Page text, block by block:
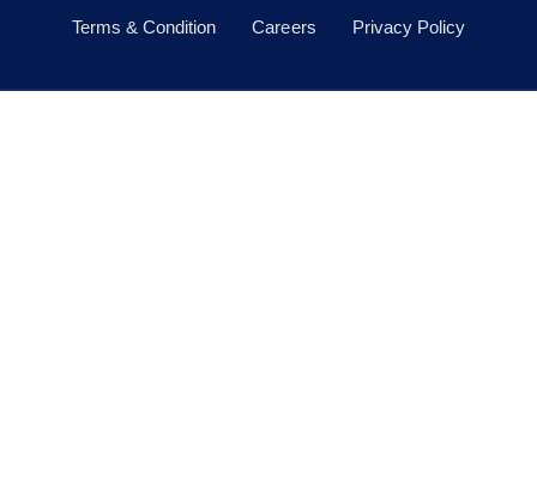
Terms & Condition Careers Privacy Policy